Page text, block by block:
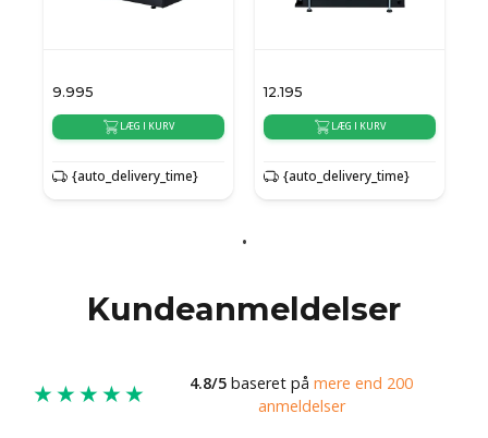
9.995
LÆG I KURV
{auto_delivery_time}
12.195
LÆG I KURV
{auto_delivery_time}
Kundeanmeldelser
★★★★★ 4.8/5 baseret på mere end 200
anmeldelser